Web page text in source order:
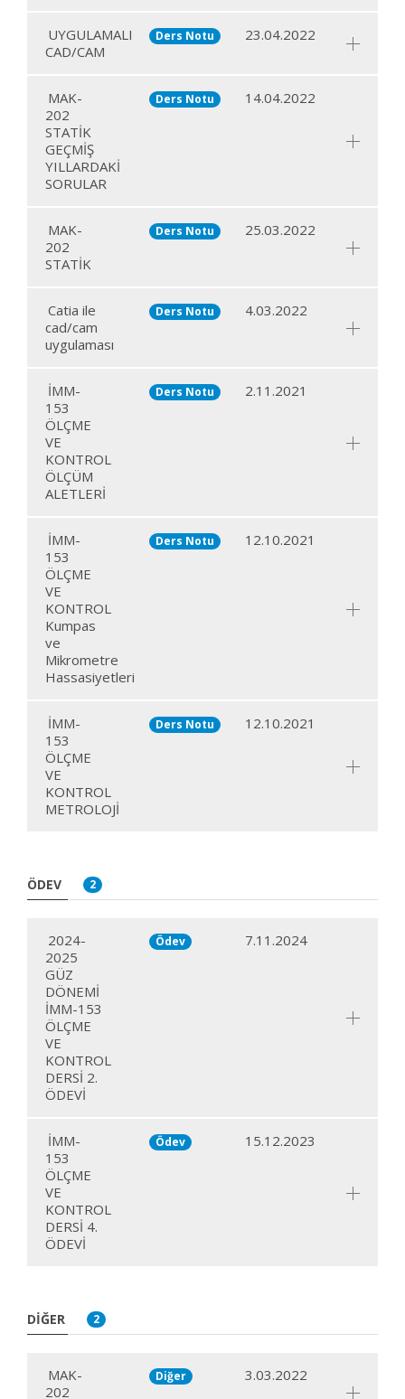
UYGULAMALI
CAD/CAM
Ders Notu 23.04.2022
MAK-
202
STATİK
GEÇMİŞ
YILLARDAKİ
SORULAR
Ders Notu 14.04.2022
MAK-
202
STATİK
Ders Notu 25.03.2022
Catia ile
cad/cam
uygulaması
Ders Notu 4.03.2022
İMM-
153
ÖLÇME
VE
KONTROL
ÖLÇÜM
ALETLERİ
Ders Notu 2.11.2021
İMM-
153
ÖLÇME
VE
KONTROL
Kumpas
ve
Mikrometre
Hassasiyetleri
Ders Notu 12.10.2021
İMM-
153
ÖLÇME
VE
KONTROL
METROLOJİ
Ders Notu 12.10.2021
ÖDEV 2
2024-
2025
GÜZ
DÖNEMİ
İMM-153
ÖLÇME
VE
KONTROL
DERSİ 2.
ÖDEVİ
Ödev 7.11.2024
İMM-
153
ÖLÇME
VE
KONTROL
DERSİ 4.
ÖDEVİ
Ödev 15.12.2023
DIĞER 2
MAK-
202
Diğer 3.03.2022